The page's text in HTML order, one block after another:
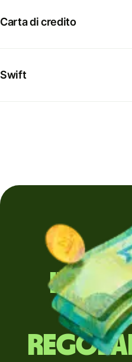
Carta di credito
Swift
Invii